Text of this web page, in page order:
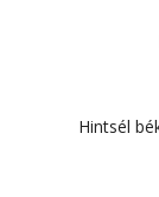
Hintsél